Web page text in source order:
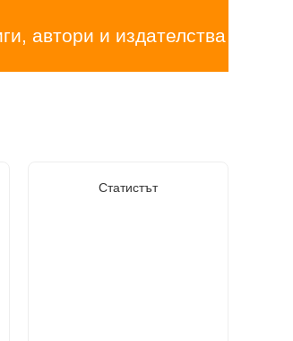
автори и издателства
Статистът